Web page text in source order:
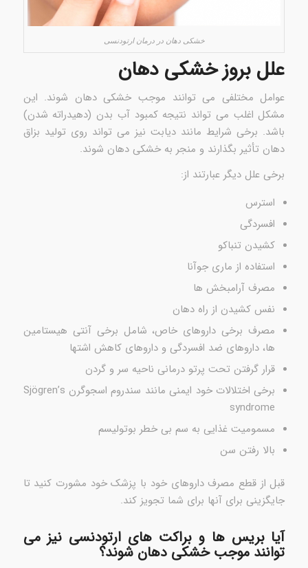
خشکی دهان در درمان ارتودنسی
علل بروز خشکی دهان
عوامل مختلفی می توانند موجب خشکی دهان شوند. این
مشکل اغلب می تواند نتیجه کمبود آب بدن (دهیدراته شدن)
باشد. برخی شرایط مانند دیابت نیز می تواند روی تولید بزاق
دهان تأثیر بگذارند و منجر به خشکی دهان شوند.
برخی علل دیگر عبارتند از:
استرس
افسردگی
کشیدن تنباکو
استفاده از ماری جوآنا
مصرف آرامبخش ها
نفس کشیدن از راه دهان
مصرف برخی داروهای خاص، شامل برخی آنتی هیستامین
ها، داروهای ضد افسردگی و داروهای کاهش اشتها
قرار گرفتن تحت پرتو درمانی ناحیه سر و گردن
برخی اختلالات خود ایمنی مانند سندروم اسجوگرن Sjögren’s
syndrome
مسمومیت غذایی به سم بی خطر بوتولیسم
بالا رفتن سن
قبل از قطع مصرف داروهای خود با پزشک خود مشورت کنید تا
جایگزینی برای آنها برای شما تجویز کند.
آیا بریس ها و براکت های ارتودنسی نیز می
توانند موجب خشکی دهان شوند؟